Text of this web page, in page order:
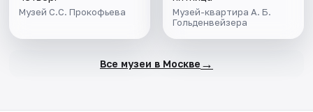
Музей С.С. Прокофьева
Музей-квартира А. Б.
Гольденвейзера
Все музеи в Москве →